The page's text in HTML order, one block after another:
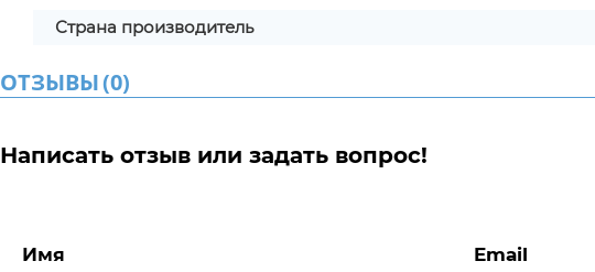
Страна производитель
ОТЗЫВЫ(0)
Написать отзыв или задать вопрос!
Имя Email